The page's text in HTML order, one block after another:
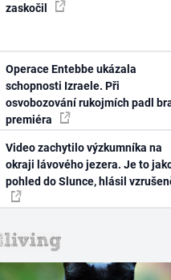
zaskočil
Operace Entebbe ukázala
schopnosti Izraele. Při
osvobozování rukojmích padl
premiéra
Video zachytilo výzkumníka na
okraji lávového jezera. Je to
pohled do Slunce, hlásil